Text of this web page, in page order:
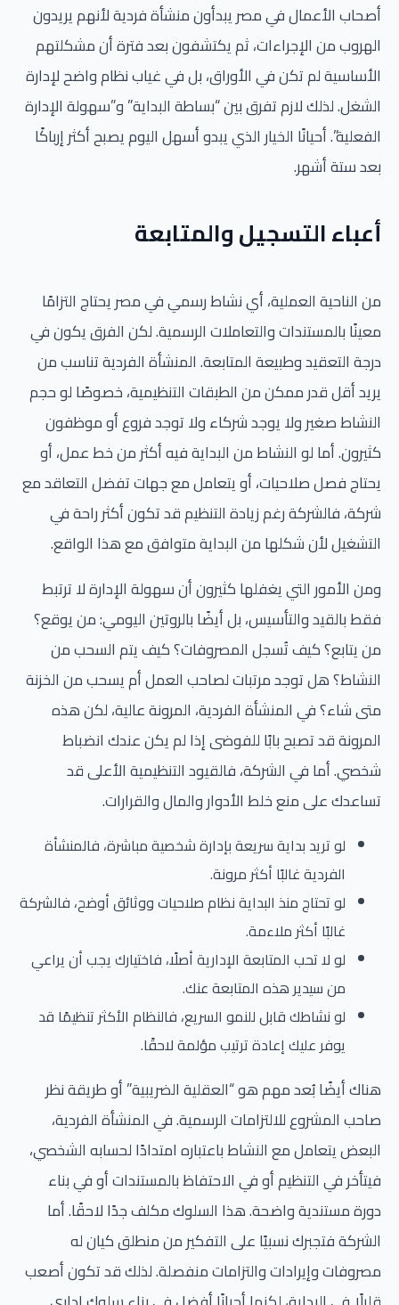
أصحاب الأعمال في مصر يبدأون منشأة فردية لأنهم يريدون
الهروب من الإجراءات، ثم يكتشفون بعد فترة أن مشكلتهم
الأساسية لم تكن في الأوراق، بل في غياب نظام واضح لإدارة
الشغل. لذلك لازم تفرق بين “بساطة البداية” و”سهولة الإدارة
الفعلية”. أحيانًا الخيار الذي يبدو أسهل اليوم يصبح أكثر إرباكًا
بعد ستة أشهر.
أعباء التسجيل والمتابعة
من الناحية العملية، أي نشاط رسمي في مصر يحتاج التزامًا
معينًا بالمستندات والتعاملات الرسمية. لكن الفرق يكون في
درجة التعقيد وطبيعة المتابعة. المنشأة الفردية تناسب من
يريد أقل قدر ممكن من الطبقات التنظيمية، خصوصًا لو حجم
النشاط صغير ولا يوجد شركاء ولا توجد فروع أو موظفون
كثيرون. أما لو النشاط من البداية فيه أكثر من خط عمل، أو
يحتاج فصل صلاحيات، أو يتعامل مع جهات تفضل التعاقد مع
شركة، فالشركة رغم زيادة التنظيم قد تكون أكثر راحة في
التشغيل لأن شكلها من البداية متوافق مع هذا الواقع.
ومن الأمور التي يغفلها كثيرون أن سهولة الإدارة لا ترتبط
فقط بالقيد والتأسيس، بل أيضًا بالروتين اليومي: من يوقع؟
من يتابع؟ كيف تُسجل المصروفات؟ كيف يتم السحب من
النشاط؟ هل توجد مرتبات لصاحب العمل أم يسحب من الخزنة
متى شاء؟ في المنشأة الفردية، المرونة عالية، لكن هذه
المرونة قد تصبح بابًا للفوضى إذا لم يكن عندك انضباط
شخصي. أما في الشركة، فالقيود التنظيمية الأعلى قد
تساعدك على منع خلط الأدوار والمال والقرارات.
لو تريد بداية سريعة بإدارة شخصية مباشرة، فالمنشأة
الفردية غالبًا أكثر مرونة.
لو تحتاج منذ البداية نظام صلاحيات ووثائق أوضح، فالشركة
غالبًا أكثر ملاءمة.
لو لا تحب المتابعة الإدارية أصلًا، فاختيارك يجب أن يراعي
من سيدير هذه المتابعة عنك.
لو نشاطك قابل للنمو السريع، فالنظام الأكثر تنظيمًا قد
يوفر عليك إعادة ترتيب مؤلمة لاحقًا.
هناك أيضًا بُعد مهم هو “العقلية الضريبية” أو طريقة نظر
صاحب المشروع للالتزامات الرسمية. في المنشأة الفردية،
البعض يتعامل مع النشاط باعتباره امتدادًا لحسابه الشخصي،
فيتأخر في التنظيم أو في الاحتفاظ بالمستندات أو في بناء
دورة مستندية واضحة. هذا السلوك مكلف جدًا لاحقًا. أما
الشركة فتجبرك نسبيًا على التفكير من منطلق كيان له
مصروفات وإيرادات والتزامات منفصلة. لذلك قد تكون أصعب